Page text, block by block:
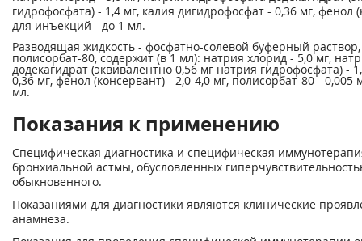
гидрофосфата) - 1,4 мг, калия дигидрофосфат - 0,36 мг, фенол
для инъекций - до 1 мл.
Разводящая жидкость - фосфатно-солевой буферный
полисорбат-80, содержит (в 1 мл): натрия хлорид - 5,0 мг,
додекагидрат (эквивалентно 0,56 мг натрия гидрофосфата) -
0,36 мг, фенол (консервант) - 2,0-4,0 мг, полисорбат-80 -
мл.
Показания к применению
Специфическая диагностика и специфическая
бронхиальной астмы, обусловленных
обыкновенного.
Показаниями для диагностики являются клинические
анамнеза.